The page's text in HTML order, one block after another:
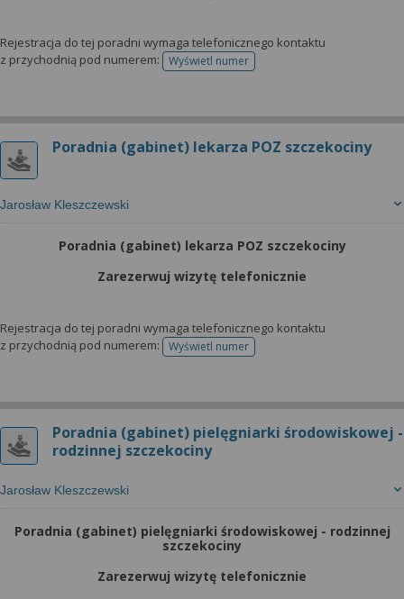
Rejestracja do tej poradni wymaga telefonicznego kontaktu
z przychodnią pod numerem:
Wyświetl numertelefonu do rejestracji
Poradnia (gabinet) lekarza POZ szczekociny
Jarosław Kleszczewski
Poradnia (gabinet) lekarza POZ szczekociny
Zarezerwuj wizytę telefonicznie
Rejestracja do tej poradni wymaga telefonicznego kontaktu
z przychodnią pod numerem:
Wyświetl numertelefonu do rejestracji
Poradnia (gabinet) pielęgniarki środowiskowej -
rodzinnej szczekociny
Jarosław Kleszczewski
Poradnia (gabinet) pielęgniarki środowiskowej - rodzinnej
szczekociny
Zarezerwuj wizytę telefonicznie